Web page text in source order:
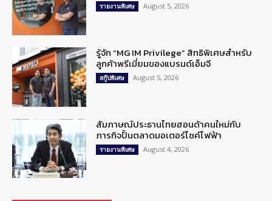
รายงานพิเศษ August 5, 2026
รู้จัก “MG IM Privilege” สิทธิพิเศษสำหรับ
ลูกค้าพรีเมี่ยมของแบรนด์เอ็มจี
สกู๊ปพิเศษ August 5, 2026
สัมภาษณ์ประธานไทยฮอนด้าคนใหม่กับ
ภารกิจปั้นตลาดมอเตอร์ไซค์ไฟฟ้า
รายงานพิเศษ August 4, 2026